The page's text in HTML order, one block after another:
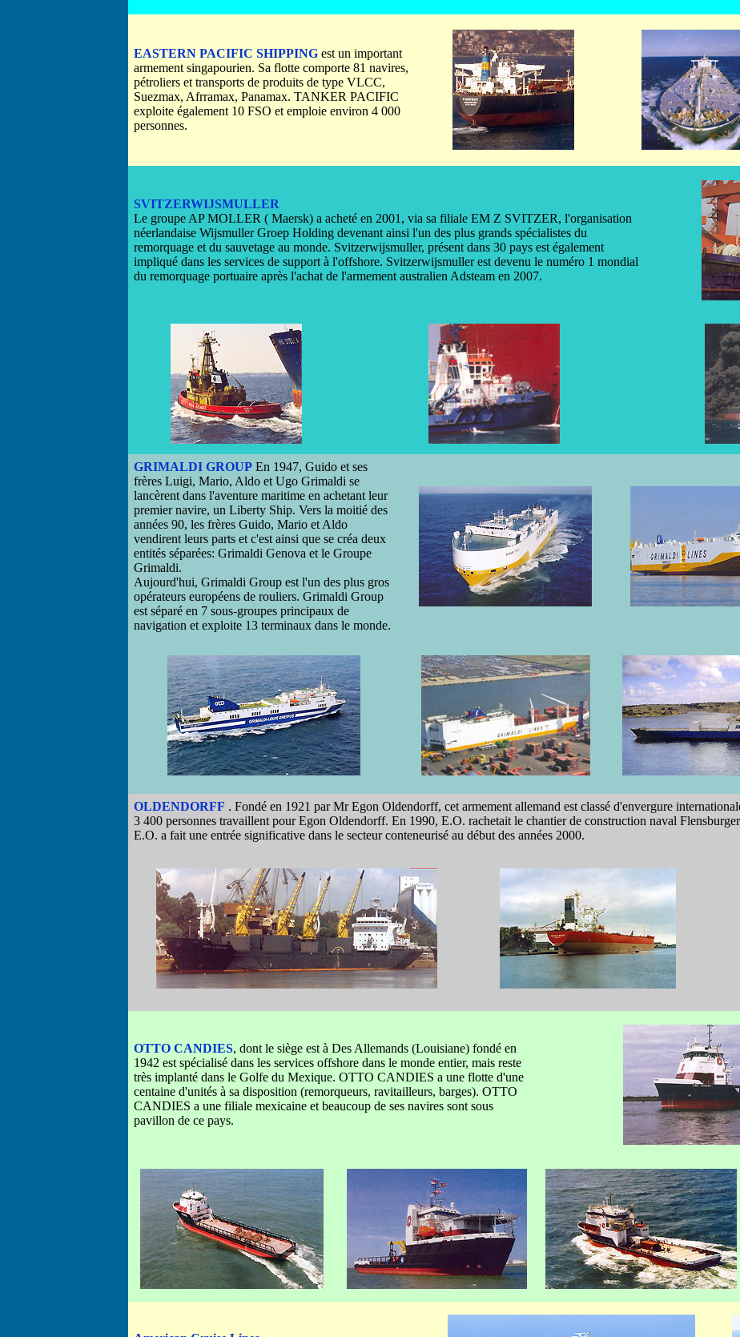
EASTERN PACIFIC SHIPPING est un important
armement singapourien. Sa flotte comporte 81 navires,
pétroliers et transports de produits de type VLCC,
Suezmax, Afrramax, Panamax. TANKER PACIFIC
exploite également 10 FSO et emploie environ 4 000
personnes.
SVITZERWIJSMULLER
Le groupe AP MOLLER ( Maersk) a acheté en 2001, via sa filiale EM Z SVITZER, l'organisation
néerlandaise Wijsmuller Groep Holding devenant ainsi l'un des plus grands spécialistes du
remorquage et du sauvetage au monde. Svitzerwijsmuller, présent dans 30 pays est également
impliqué dans les services de support à l'offshore. Svitzerwijsmuller est devenu le numéro 1 mondial
du remorquage portuaire après l'achat de l'armement australien Adsteam en 2007.
GRIMALDI GROUP En 1947, Guido et ses
frères Luigi, Mario, Aldo et Ugo Grimaldi se
lancèrent dans l'aventure maritime en achetant leur
premier navire, un Liberty Ship. Vers la moitié des
années 90, les frères Guido, Mario et Aldo
vendirent leurs parts et c'est ainsi que se créa deux
entités séparées: Grimaldi Genova et le Groupe
Grimaldi.
Aujourd'hui, Grimaldi Group est l'un des plus gros
opérateurs européens de rouliers. Grimaldi Group
est séparé en 7 sous-groupes principaux de
navigation et exploite 13 terminaux dans le monde.
OLDENDORFF . Fondé en 1921 par Mr Egon Oldendorff, cet armement allemand est classé d'envergure
3 400 personnes travaillent pour Egon Oldendorff. En 1990, E.O. rachetait le chantier de construction naval
E.O. a fait une entrée significative dans le secteur conteneurisé au début des années 2000.
OTTO CANDIES, dont le siège est à Des Allemands (Louisiane) fondé en
1942 est spécialisé dans les services offshore dans le monde entier, mais reste
très implanté dans le Golfe du Mexique. OTTO CANDIES a une flotte d'une
centaine d'unités à sa disposition (remorqueurs, ravitailleurs, barges). OTTO
CANDIES a une filiale mexicaine et beaucoup de ses navires sont sous
pavillon de ce pays.